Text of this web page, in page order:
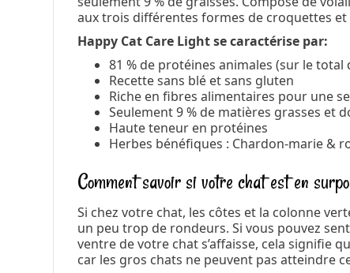
aux trois différentes formes de croquettes
Happy Cat Care Light se caractérise par:
81 % de protéines animales (sur le total
Recette sans blé et sans gluten
Riche en fibres alimentaires pour une
Seulement 9 % de matières grasses et
Haute teneur en protéines
Herbes bénéfiques : Chardon-marie &
Comment savoir si votre chat est en
Si chez votre chat, les côtes et la colonne
un peu trop de rondeurs. Si vous pouvez
ventre de votre chat s’affaisse, cela signifie
car les gros chats ne peuvent pas atteindre